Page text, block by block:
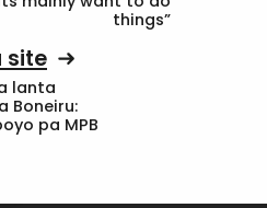
things”
site
lanta
Boneiru:
pa MPB